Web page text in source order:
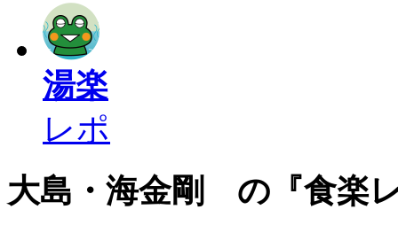
湯楽
レポ
大島・海金剛 の『食楽